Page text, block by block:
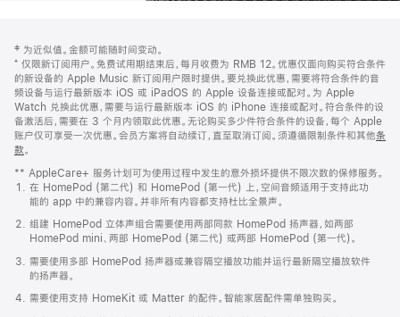
页
页
脚
注
‡ 为近似值。金额可能随时间变动。
⁺ 仅限新订阅用户。免费试用期结束后，每月收费为 RMB 12。优惠仅面向购买符合条件
的新设备的 Apple Music 新订阅用户限时提供。要兑换此优惠，需要将符合条件的音
频设备与运行最新版本 iOS 或 iPadOS 的 Apple 设备连接或配对。为 Apple
Watch 兑换此优惠，需要与运行最新版本 iOS 的 iPhone 连接或配对。符合条件的设
备激活后，需要在 3 个月内领取此优惠。无论购买多少件符合条件的设备，每个 Apple
账户仅可享受一次优惠。会员方案将自动续订，直至取消订阅。须遵循限制条件和其他条
款。
窗
口
中
打
开)
** AppleCare+ 服务计划可为使用过程中发生的意外损坏提供不限次数的保修服务。
在 HomePod (第二代) 和 HomePod (第一代) 上，空间音频适用于支持此功
能的 app 中的兼容内容。并非所有内容都支持杜比全景声。
组建 HomePod 立体声组合需要使用两部同款 HomePod 扬声器，如两部
HomePod mini、两部 HomePod (第二代) 或两部 HomePod (第一代)。
需要使用多部 HomePod 扬声器或兼容隔空播放功能并运行最新隔空播放软件
的扬声器。
需要使用支持 HomeKit 或 Matter 的配件。智能家居配件需单独购买。